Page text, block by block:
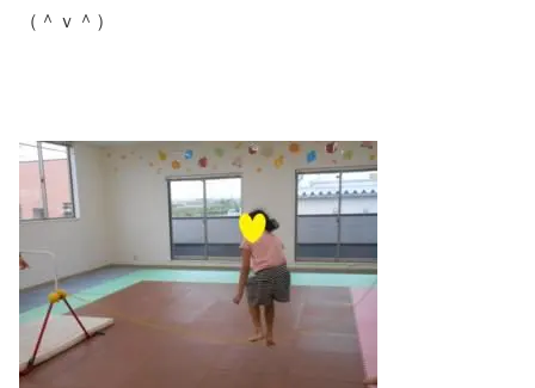
（＾ｖ＾）